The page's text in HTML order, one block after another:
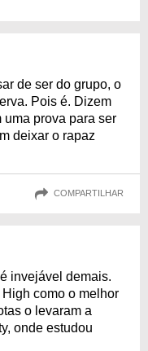
de ser do grupo, o
Pois é. Dizem
prova para ser
deixar o rapaz
COMPARTILHAR
invejável demais.
como o melhor
o levaram a
onde estudou